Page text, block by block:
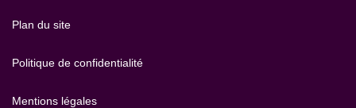
Plan du site
Politique de confidentialité
Mentions légales